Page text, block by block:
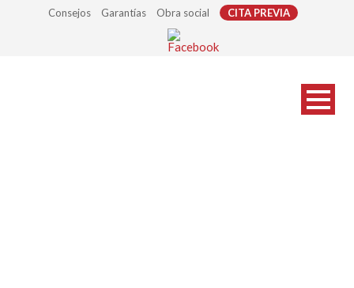
Consejos Garantías Obra social CITA PREVIA